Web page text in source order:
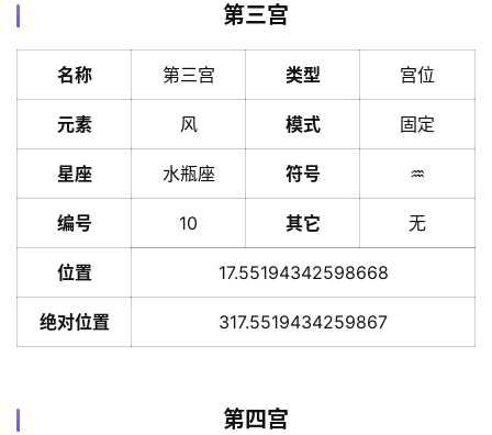
第三宫
名称 第三宫 类型 宫位
元素 风 模式 固定
星座 水瓶座 符号 ♒️
编号 10 其它 无
位置 17.55194342598668
绝对位置 317.5519434259867
第四宫